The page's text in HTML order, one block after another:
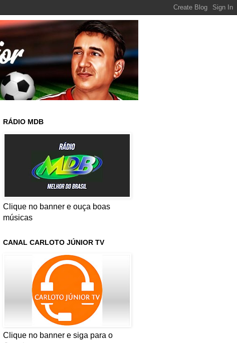
RÁDIO MDB
Clique no banner e ouça boas
músicas
CANAL CARLOTO JÚNIOR TV
Clique no banner e siga para o